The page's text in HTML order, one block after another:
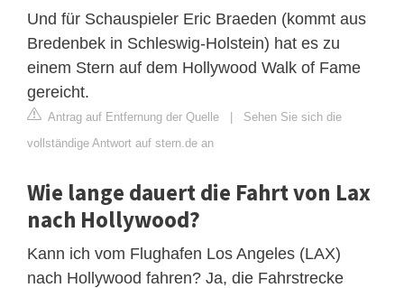
Und für Schauspieler Eric Braeden (kommt aus
Bredenbek in Schleswig-Holstein) hat es zu
einem Stern auf dem Hollywood Walk of Fame
gereicht.
Antrag auf Entfernung der Quelle | Sehen Sie sich die
vollständige Antwort auf stern.de an
Wie lange dauert die Fahrt von Lax
nach Hollywood?
Kann ich vom Flughafen Los Angeles (LAX)
nach Hollywood fahren? Ja, die Fahrstrecke